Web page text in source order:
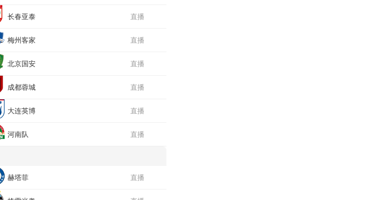
长春亚泰 直播
梅州客家 直播
北京国安 直播
成都蓉城 直播
大连英博 直播
河南队 直播
赫塔菲 直播